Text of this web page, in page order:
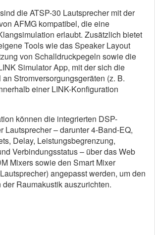
die ATSP-30 Lautsprecher mit der
AFMG kompatibel, die eine
erlaubt. Zusätzlich bietet
Tools wie das Speaker Layout
von Schalldruckpegeln sowie die
Simulator App, mit der sich die
Stromversorgungsgeräten (z. B.
einer LINK-Konfiguration
können die integrierten DSP-
Lautsprecher – darunter 4-Band-EQ,
Delay, Leistungsbegrenzung,
Verbindungsstatus – über das Web
Mixers sowie den Smart Mixer
angepasst werden, um den
Raumakustik auszurichten.